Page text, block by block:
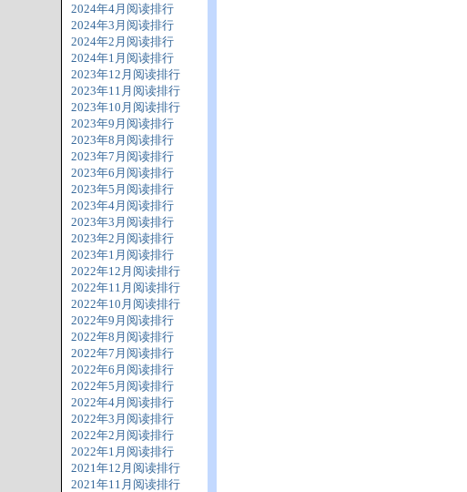
2024年4月阅读排行
2024年3月阅读排行
2024年2月阅读排行
2024年1月阅读排行
2023年12月阅读排行
2023年11月阅读排行
2023年10月阅读排行
2023年9月阅读排行
2023年8月阅读排行
2023年7月阅读排行
2023年6月阅读排行
2023年5月阅读排行
2023年4月阅读排行
2023年3月阅读排行
2023年2月阅读排行
2023年1月阅读排行
2022年12月阅读排行
2022年11月阅读排行
2022年10月阅读排行
2022年9月阅读排行
2022年8月阅读排行
2022年7月阅读排行
2022年6月阅读排行
2022年5月阅读排行
2022年4月阅读排行
2022年3月阅读排行
2022年2月阅读排行
2022年1月阅读排行
2021年12月阅读排行
2021年11月阅读排行